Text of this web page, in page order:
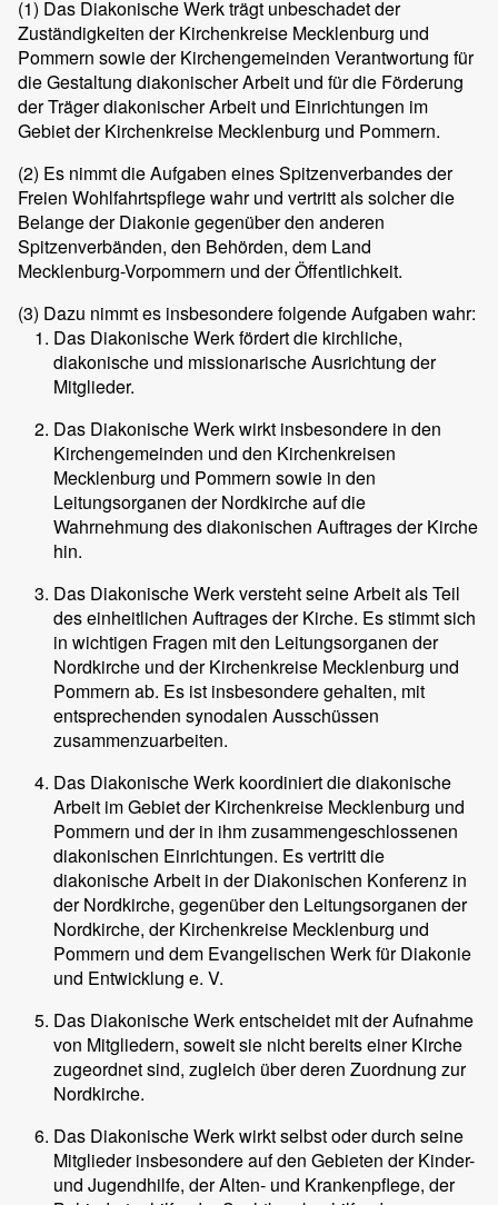
(1) Das Diakonische Werk trägt unbeschadet der
Zuständigkeiten der Kirchenkreise Mecklenburg und
Pommern sowie der Kirchengemeinden Verantwortung für
die Gestaltung diakonischer Arbeit und für die Förderung
der Träger diakonischer Arbeit und Einrichtungen im
Gebiet der Kirchenkreise Mecklenburg und Pommern.
(2) Es nimmt die Aufgaben eines Spitzenverbandes der
Freien Wohlfahrtspflege wahr und vertritt als solcher die
Belange der Diakonie gegenüber den anderen
Spitzenverbänden, den Behörden, dem Land
Mecklenburg-Vorpommern und der Öffentlichkeit.
(3) Dazu nimmt es insbesondere folgende Aufgaben wahr:
Das Diakonische Werk fördert die kirchliche,
diakonische und missionarische Ausrichtung der
Mitglieder.
Das Diakonische Werk wirkt insbesondere in den
Kirchengemeinden und den Kirchenkreisen
Mecklenburg und Pommern sowie in den
Leitungsorganen der Nordkirche auf die
Wahrnehmung des diakonischen Auftrages der Kirche
hin.
Das Diakonische Werk versteht seine Arbeit als Teil
des einheitlichen Auftrages der Kirche. Es stimmt sich
in wichtigen Fragen mit den Leitungsorganen der
Nordkirche und der Kirchenkreise Mecklenburg und
Pommern ab. Es ist insbesondere gehalten, mit
entsprechenden synodalen Ausschüssen
zusammenzuarbeiten.
Das Diakonische Werk koordiniert die diakonische
Arbeit im Gebiet der Kirchenkreise Mecklenburg und
Pommern und der in ihm zusammengeschlossenen
diakonischen Einrichtungen. Es vertritt die
diakonische Arbeit in der Diakonischen Konferenz in
der Nordkirche, gegenüber den Leitungsorganen der
Nordkirche, der Kirchenkreise Mecklenburg und
Pommern und dem Evangelischen Werk für Diakonie
und Entwicklung e. V.
Das Diakonische Werk entscheidet mit der Aufnahme
von Mitgliedern, soweit sie nicht bereits einer Kirche
zugeordnet sind, zugleich über deren Zuordnung zur
Nordkirche.
Das Diakonische Werk wirkt selbst oder durch seine
Mitglieder insbesondere auf den Gebieten der Kinder-
und Jugendhilfe, der Alten- und Krankenpflege, der